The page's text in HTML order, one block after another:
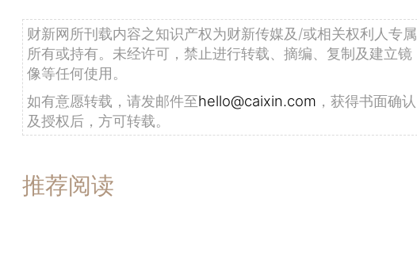
财新网所刊载内容之知识产权为财新传媒及/或相关权利人专属
所有或持有。未经许可，禁止进行转载、摘编、复制及建立镜
像等任何使用。
如有意愿转载，请发邮件至hello@caixin.com ，获得书面确认
及授权后，方可转载。
推荐阅读